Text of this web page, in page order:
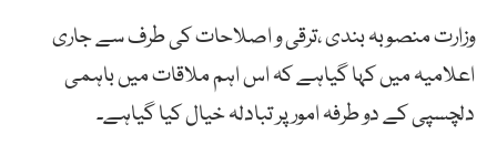
وزارت منصوبہ بندی ،ترقی و اصلاحات کی طرف سے جاری
اعلامیہ میں کہا گیاہے کہ اس اہم ملاقات میں باہمی
دلچسپی کے دو طرفہ امور پر تبادلہ خیال کیا گیاہے۔